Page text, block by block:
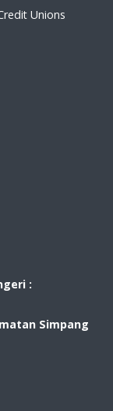
Unions
:
Simpang